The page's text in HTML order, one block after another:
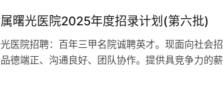
曙光医院2025年度招录计划(第六批)
医院招聘：百年三甲名院诚聘英才。现面向社会
德端正、沟通良好、团队协作。提供具竞争力的